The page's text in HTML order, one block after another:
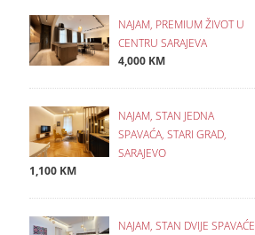
NAJAM, PREMIUM ŽIVOT U
CENTRU SARAJEVA
4,000 KM
NAJAM, STAN JEDNA
SPAVAĆA, STARI GRAD,
SARAJEVO
1,100 KM
NAJAM, STAN DVIJE SPAVAĆE